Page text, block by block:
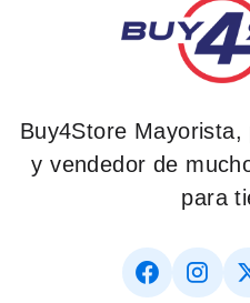
Buy4Store
y vendedor de
para